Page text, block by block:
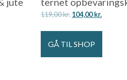
119,00kr. 104,00kr.
GÅ TIL SHOP